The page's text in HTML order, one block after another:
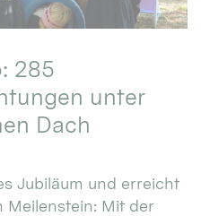
285
unter
Dach
Jubiläum und erreicht
Meilenstein: Mit der